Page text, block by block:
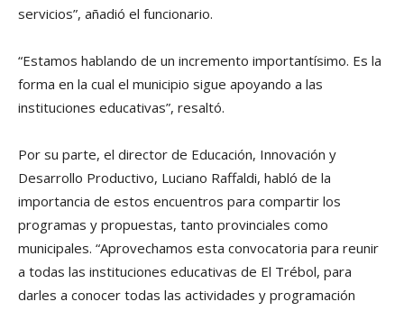
servicios”, añadió el funcionario.
“Estamos hablando de un incremento importantísimo. Es la
forma en la cual el municipio sigue apoyando a las
instituciones educativas”, resaltó.
Por su parte, el director de Educación, Innovación y
Desarrollo Productivo, Luciano Raffaldi, habló de la
importancia de estos encuentros para compartir los
programas y propuestas, tanto provinciales como
municipales. “Aprovechamos esta convocatoria para reunir
a todas las instituciones educativas de El Trébol, para
darles a conocer todas las actividades y programación